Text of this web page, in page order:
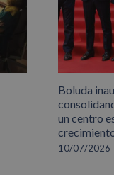
Boluda
un centro
10/07/2026